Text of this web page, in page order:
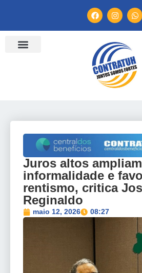
Juros altos ampliam
informalidade e
rentismo, critica
Reginaldo
maio 12, 2026 08:27